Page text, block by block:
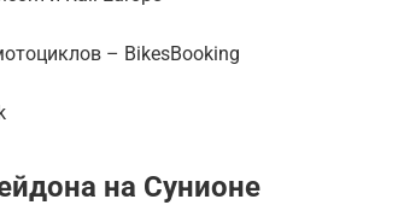
– BikesBooking
на Сунионе